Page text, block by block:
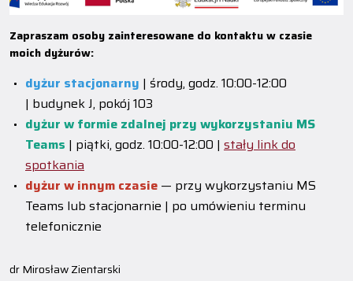
Zapraszam osoby zainteresowane do kontaktu w czasie
moich dyżurów:
dyżur stacjonarny | środy, godz. 10:00-12:00
| budynek J, pokój 103
dyżur w formie zdalnej przy wykorzystaniu MS
Teams | piątki, godz. 10:00-12:00 | stały link do
spotkania
dyżur w innym czasie — przy wykorzystaniu MS
Teams lub stacjonarnie | po umówieniu terminu
telefonicznie
dr Mirosław Zientarski